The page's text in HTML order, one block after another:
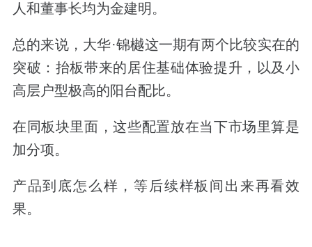
人和董事长均为金建明。
总的来说，大华·锦樾这一期有两个比较实在的
突破：抬板带来的居住基础体验提升，以及小
高层户型极高的阳台配比。
在同板块里面，这些配置放在当下市场里算是
加分项。
产品到底怎么样，等后续样板间出来再看效
果。